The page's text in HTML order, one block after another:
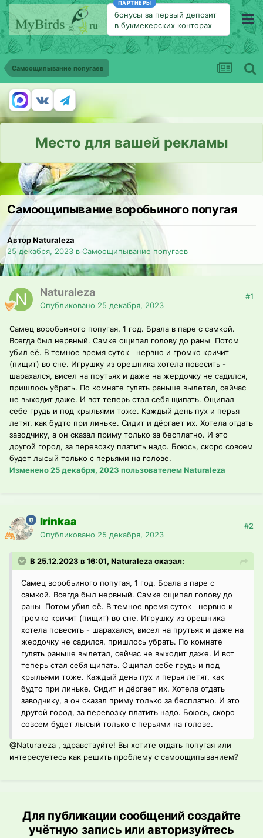
ПАРТНЕРЫ
бонусы за первый депозит
в букмекерских конторах
Самоощипывание попугаев
Место для вашей рекламы
Самоощипывание воробьиного попугая
Автор Naturaleza
25 декабря, 2023 в Самоощипывание попугаев
Naturaleza
Опубликовано 25 декабря, 2023
#1
Самец воробьиного попугая, 1 год. Брала в паре с самкой.
Всегда был нервный. Самке ощипал голову до раны Потом
убил её. В темное время суток нервно и громко кричит
(пищит) во сне. Игрушку из орешника хотела повесить -
шарахался, висел на прутьях и даже на жердочку не садился,
пришлось убрать. По комнате гулять раньше вылетал, сейчас
не выходит даже. И вот теперь стал себя щипать. Ощипал
себе грудь и под крыльями тоже. Каждый день пух и перья
летят, как будто при линьке. Сидит и дёргает их. Хотела отдать
заводчику, а он сказал приму только за бесплатно. И это
другой город, за перевозку платить надо. Боюсь, скоро совсем
будет лысый только с перьями на голове.
Изменено25 декабря, 2023 пользователем Naturaleza
Irinkaa
Опубликовано 25 декабря, 2023
#2
В 25.12.2023 в 16:01, Naturaleza сказал:
Самец воробьиного попугая, 1 год. Брала в паре с
самкой. Всегда был нервный. Самке ощипал голову до
раны Потом убил её. В темное время суток нервно и
громко кричит (пищит) во сне. Игрушку из орешника
хотела повесить - шарахался, висел на прутьях и даже на
жердочку не садился, пришлось убрать. По комнате
гулять раньше вылетал, сейчас не выходит даже. И вот
теперь стал себя щипать. Ощипал себе грудь и под
крыльями тоже. Каждый день пух и перья летят, как
будто при линьке. Сидит и дёргает их. Хотела отдать
заводчику, а он сказал приму только за бесплатно. И это
другой город, за перевозку платить надо. Боюсь, скоро
совсем будет лысый только с перьями на голове.
@Naturaleza , здравствуйте! Вы хотите отдать попугая или
интересуетесь как решить проблему с самоощипыванием?
Для публикации сообщений создайте
учётную запись или авторизуйтесь